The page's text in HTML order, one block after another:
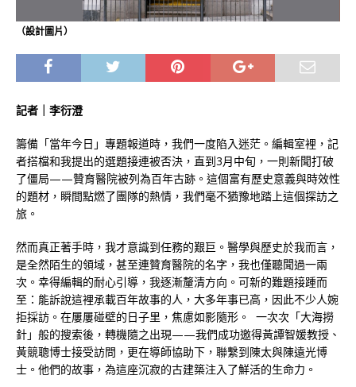
（設計圖片）
記者｜李衍澄
籌備「當年今日」專題報道時，我們一度陷入迷茫。編輯室裡，記
者搭檔和我提出的選題接連被否決，直到3月中旬，一則新聞打破
了僵局——贊育醫院被列為百年古跡。這個富有歷史意義與時效性
的題材，瞬間點燃了團隊的熱情，我們毫不猶豫地踏上這個探訪之
旅。
然而真正著手時，我才意識到任務的艱巨。醫學與歷史於我而言，
是全然陌生的領域，甚至連贊育醫院的名字，我也僅聽聞過一兩
次。幸得編輯的耐心引導，我逐漸釐清方向。可新的難題接踵而
至：能訴說這裡承載百年故事的人，大多年事已高，因此不少人婉
拒採訪。在屢屢碰壁的日子里，焦慮如影隨形。 一次次「大海撈
針」般的搜索後，轉機隨之出現——我們成功邀得黃譚智媛教授、
黃競聰博士接受訪問，更在導師協助下，聯繫到陳太與陳遠光博
士。他們的故事，為這座沉寂的古建築注入了鮮活的生命力。